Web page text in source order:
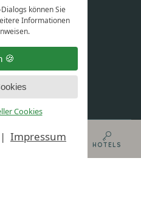
können Sie
Informationen
Cookies
Impressum
GUTSCHEINE HOTELS